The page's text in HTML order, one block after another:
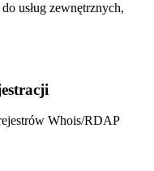
usług zewnętrznych,
Whois/RDAP